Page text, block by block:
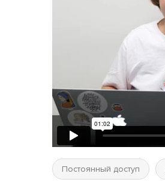
Постоянный доступ